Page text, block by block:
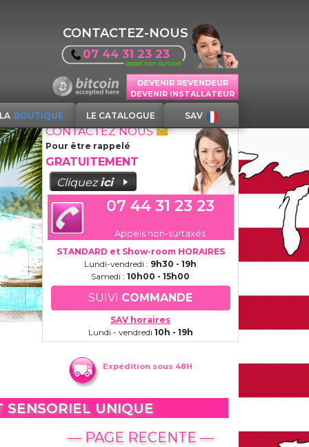
CONTACTEZ-NOUS
07 44 31 23 23
DEVENIR REVENDEUR
DEVENIR INSTALLATEUR
BOUTIQUE LE CATALOGUE SAV
CONTACTEZ NOUS
Pour être rappelé
GRATUITEMENT
Cliquezici
07 44 31 23 23
Appels non-surtaxés
STANDARD et Show-room HORAIRES
Lundi-vendredi : 9h30 - 19h
Samedi : 10h00 - 15h00
SUIVI COMMANDE
SAV horaires
Lundi - vendredi 10h - 19h
Expédition sous 48H
SENSORIEL UNIQUE
— PAGE RECENTE —